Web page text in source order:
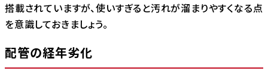
搭載されていますが、使いすぎると汚れが溜まりやすくなる点
を意識しておきましょう。
配管の経年劣化